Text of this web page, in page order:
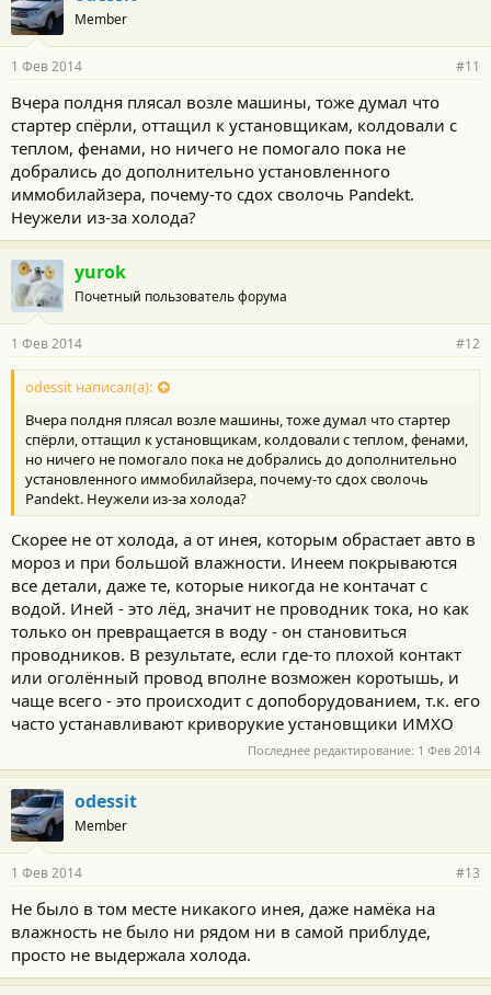
Member
1 Фев 2014 #11
Вчера полдня плясал возле машины, тоже думал что
стартер спёрли, оттащил к установщикам, колдовали с
теплом, фенами, но ничего не помогало пока не
добрались до дополнительно установленного
иммобилайзера, почему-то сдох сволочь Pandekt.
Неужели из-за холода?
yurok
Почетный пользователь форума
1 Фев 2014 #12
odessit написал(а):
Вчера полдня плясал возле машины, тоже думал что стартер
спёрли, оттащил к установщикам, колдовали с теплом, фенами,
но ничего не помогало пока не добрались до дополнительно
установленного иммобилайзера, почему-то сдох сволочь
Pandekt. Неужели из-за холода?
Скорее не от холода, а от инея, которым обрастает авто в
мороз и при большой влажности. Инеем покрываются
все детали, даже те, которые никогда не контачат с
водой. Иней - это лёд, значит не проводник тока, но как
только он превращается в воду - он становиться
проводников. В результате, если где-то плохой контакт
или оголённый провод вполне возможен коротышь, и
чаще всего - это происходит с допоборудованием, т.к. его
часто устанавливают криворукие установщики ИМХО
Последнее редактирование: 1 Фев 2014
odessit
Member
1 Фев 2014 #13
Не было в том месте никакого инея, даже намёка на
влажность не было ни рядом ни в самой приблуде,
просто не выдержала холода.